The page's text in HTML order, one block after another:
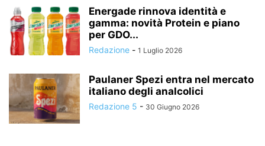
Energade rinnova identità e
gamma: novità Protein e piano
per GDO...
Redazione - 1 Luglio 2026
Paulaner Spezi entra nel mercato
italiano degli analcolici
Redazione 5 - 30 Giugno 2026